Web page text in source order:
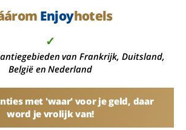
Enjoyhotels
✓
van Frankrijk, Duitsland,
België en Nederland
met 'waar' voor je geld, daar
word je vrolijk van!